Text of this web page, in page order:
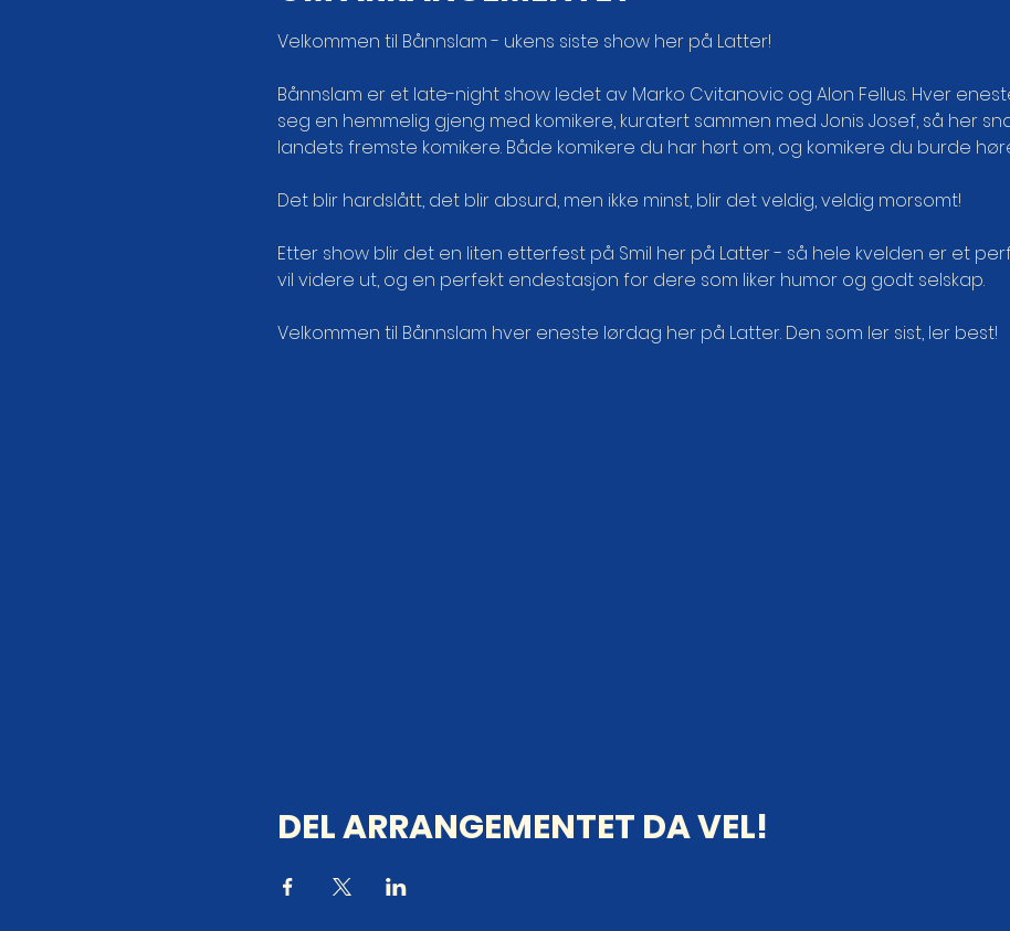
Velkommen til Bånnslam - ukens siste show her på Latter!
Bånnslam er et late-night show ledet av Marko Cvitanovic og Alon Fellus. Hver
seg en hemmelig gjeng med komikere, kuratert sammen med Jonis Josef, så her
landets fremste komikere. Både komikere du har hørt om, og komikere du burde
Det blir hardslått, det blir absurd, men ikke minst, blir det veldig, veldig morsomt!
Etter show blir det en liten etterfest på Smil her på Latter - så hele kvelden er et
vil videre ut, og en perfekt endestasjon for dere som liker humor og godt selskap.
Velkommen til Bånnslam hver eneste lørdag her på Latter. Den som ler sist, ler best!
DEL ARRANGEMENTET DA VEL!